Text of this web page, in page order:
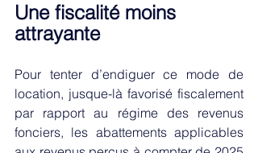
Une fiscalité moins
attrayante
Pour tenter d’endiguer ce mode de
location, jusque-là favorisé fiscalement
par rapport au régime des revenus
fonciers, les abattements applicables